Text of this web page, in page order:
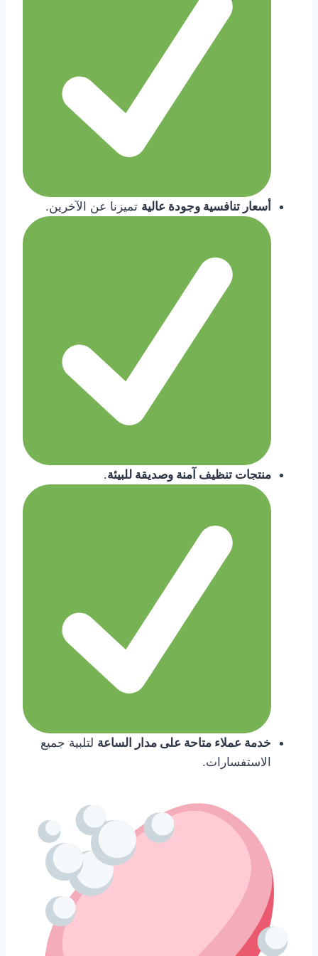
أسعار تنافسية وجودة عالية تميزنا عن الآخرين.
منتجات تنظيف آمنة وصديقة للبيئة.
خدمة عملاء متاحة على مدار الساعة لتلبية جميع
الاستفسارات.